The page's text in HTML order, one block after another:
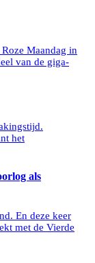
Maandag in
van de giga-
het
als
En deze keer
met de Vierde